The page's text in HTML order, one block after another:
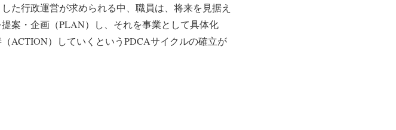
た行政運営が求められる中、職員は、将来を見据え
案・企画（PLAN）し、それを事業として具体化
ACTION）していくというPDCAサイクルの確立が